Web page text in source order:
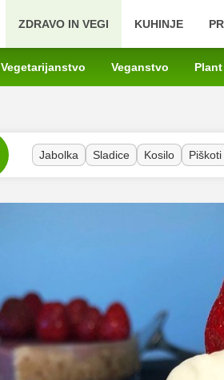
ZDRAVO IN VEGI KUHINJE
Vegetarijanstvo Veganstvo
Jabolka Sladice Kosilo Piškoti